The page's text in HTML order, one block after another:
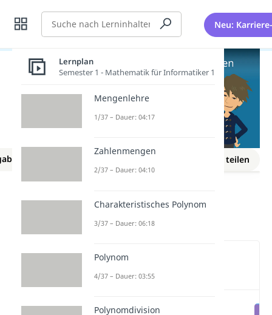
Suche Neu:
Merken
Link teilen
Funktionen
Polynomdivision
Aufgaben
Wichtige Inhalte in diesem
Video
Polynomdivision
Lernplan
Semester 1 - Mathematik für Informatiker 1
Mengenlehre
1/37 – Dauer: 04:17
Zahlenmengen
2/37 – Dauer: 04:10
Charakteristisches Polynom
3/37 – Dauer: 06:18
Polynom
4/37 – Dauer: 03:55
Polynomdivision